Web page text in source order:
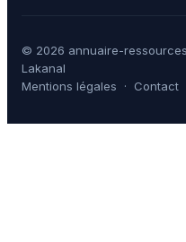
© 2026 annuaire-
Lakanal
Mentions légales · Contact